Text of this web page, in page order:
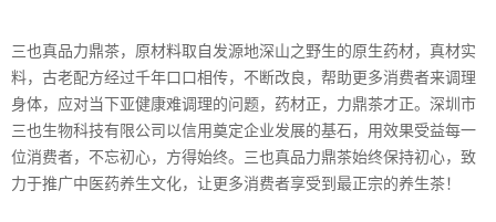
三也真品力鼎茶，原材料取自发源地深山之野生的原生药材，真材实
料，古老配方经过千年口口相传，不断改良，帮助更多消费者来调理
身体，应对当下亚健康难调理的问题，药材正，力鼎茶才正。深圳市
三也生物科技有限公司以信用奠定企业发展的基石，用效果受益每一
位消费者，不忘初心，方得始终。三也真品力鼎茶始终保持初心，致
力于推广中医药养生文化，让更多消费者享受到最正宗的养生茶！